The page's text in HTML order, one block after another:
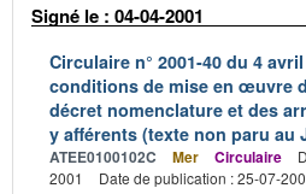
Signé le : 04-04-2001
Circulaire n° 2001-40 du 4
conditions de mise en œuvre
décret nomenclature et des
y afférents (texte non paru au
ATEE0100102C Mer Circulaire
2001
Date de publication : 25-07-